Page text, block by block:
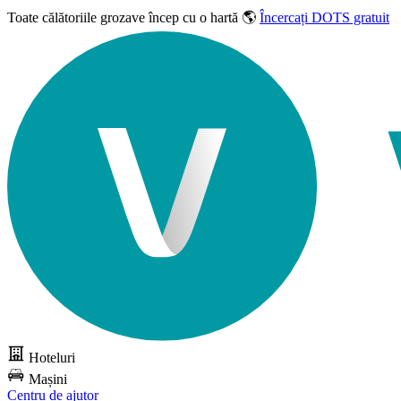
Toate călătoriile grozaveîncep cu o hartă 🌎 Încercați DOTS gratuit
Hoteluri
Mașini
Centru de ajutor